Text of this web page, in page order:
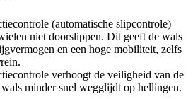
(automatische slipcontrole)
niet doorslippen. Dit geeft de wals
en een hoge mobiliteit, zelfs
verhoogt de veiligheid van de
minder snel wegglijdt op hellingen.